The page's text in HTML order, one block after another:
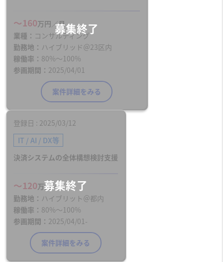
〜160万円／月
業種
コンサルティング
勤務地
ハイブリッド＠23区内
稼働率
80%〜100%
参画期間
2025/04/01
案件詳細をみる
登録日 2025/03/12
IT / AI / DX等
決済システムの全体構想検討支援
〜120万円／月
勤務地
ハイブリット＠都内
稼働率
80%〜100%
参画期間
2025/04/01-
案件詳細をみる